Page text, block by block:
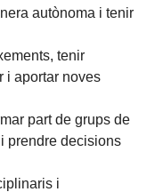
autònoma i tenir
tenir
i aportar noves
part de grups de
prendre decisions
i